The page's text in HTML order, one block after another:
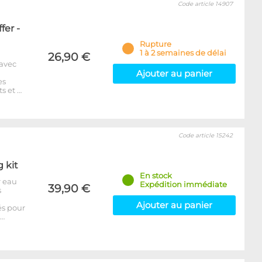
-
et …
26,90 €
Code article 14907
Rupture
1 à 2 semaines de délai
Ajouter au panier
kit
eau
pour
39,90 €
Code article 15242
En stock
Expédition immédiate
Ajouter au panier